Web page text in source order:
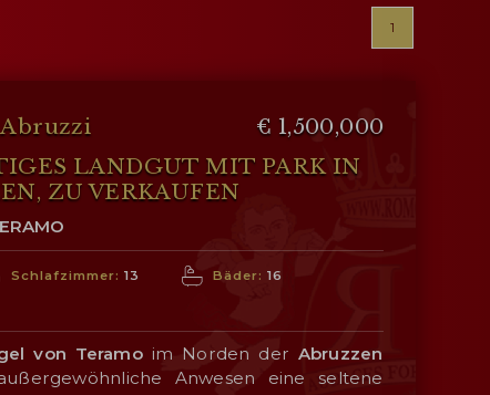
1
€ 1,500,000
LANDGUT MIT PARK IN
ZU VERKAUFEN
Schlafzimmer: 13 Bäder:16
von Teramoim Norden der Abruzzen
Anwesen eine seltene